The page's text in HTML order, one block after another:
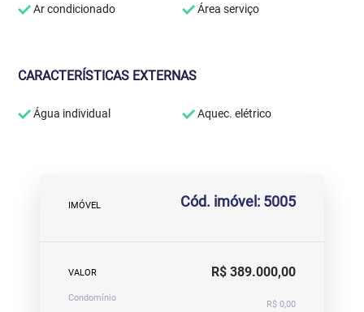
Ar condicionado Área serviço
CARACTERÍSTICAS EXTERNAS
Água individual Aquec. elétrico
IMÓVEL Cód. imóvel: 5005
VALOR R$ 389.000,00
Condomínio
R$ 0,00